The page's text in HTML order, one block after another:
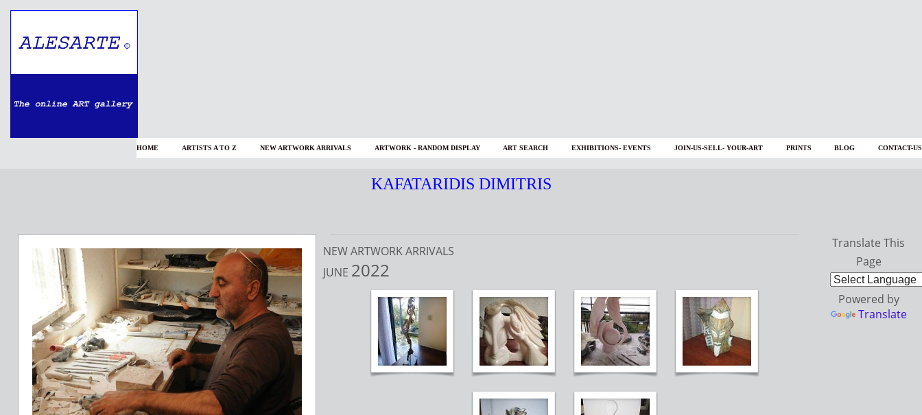
HOME ARTISTS A TO Z NEW ARTWORK ARRIVALS ARTWORK - RANDOM DISPLAY ART SEARCH EXHIBITIONS- EVENTS JOIN-US-SELL- YOUR-ART PRINTS BLOG CONTACT-US
KAFATARIDIS DIMITRIS
NEW ARTWORK ARRIVALS
JUNE 2022
Translate This
Page
Powered by
Translate